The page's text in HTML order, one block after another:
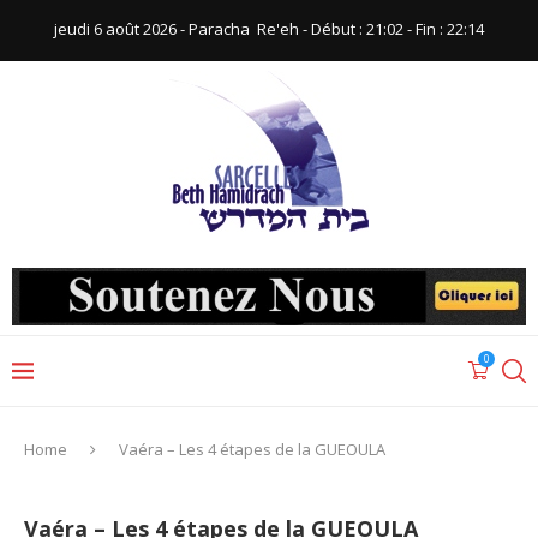
jeudi 6 août 2026 - Paracha ‪ Re'eh‬ - Début : 21:02‬ - Fin : ‪22:14‬
0
Home Vaéra – Les 4 étapes de la GUEOULA
Vaéra – Les 4 étapes de la GUEOULA